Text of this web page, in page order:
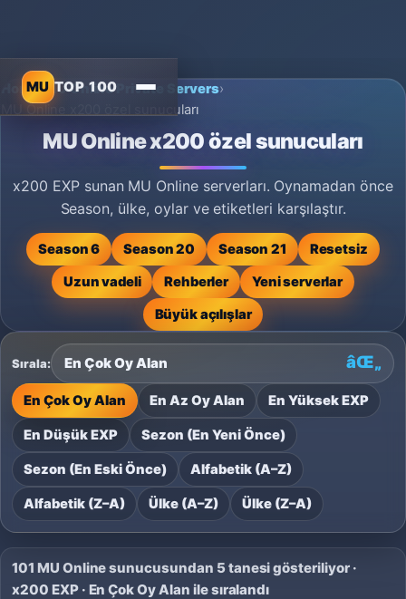
MU TOP 100
Home›MU Online Private Servers›
MU Online x200 özel sunucuları
MU Online x200 özel sunucuları
x200 EXP sunan MU Online serverları. Oynamadan önce
Season, ülke, oylar ve etiketleri karşılaştır.
Season 6 Season 20 Season 21
Resetsiz
Uzun vadeli
Rehberler
Yeni serverlar
Büyük açılışlar
Sırala:
En Çok Oy Alan En Az Oy Alan En Yüksek EXP
En Düşük EXP Sezon (En Yeni Önce)
Sezon (En Eski Önce) Alfabetik (A–Z)
Alfabetik (Z–A) Ülke (A–Z) Ülke (Z–A)
101 MU Online sunucusundan 5 tanesi gösteriliyor ·
x200 EXP · En Çok Oy Alan ile sıralandı